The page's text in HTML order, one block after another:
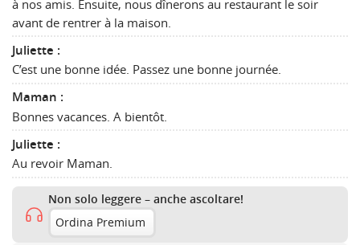
à nos amis. Ensuite, nous dînerons au restaurant le soir
avant de rentrer à la maison.
Juliette :
C’est une bonne idée. Passez une bonne journée.
Maman :
Bonnes vacances. A bientôt.
Juliette :
Au revoir Maman.
Non solo leggere – anche ascoltare!
Ordina Premium